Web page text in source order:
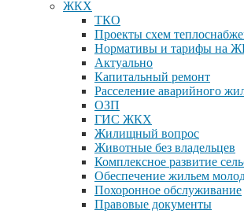
ЖКХ
ТКО
Проекты схем
Нормативы и тарифы на
Актуально
Капитальный ремонт
Расселение аварийного
ОЗП
ГИС ЖКХ
Жилищный вопрос
Животные без владельцев
Комплексное развитие
Обеспечение жильем
Похоронное обслуживание
Правовые документы